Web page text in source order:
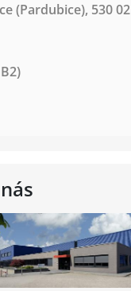
(Pardubice), 530 02